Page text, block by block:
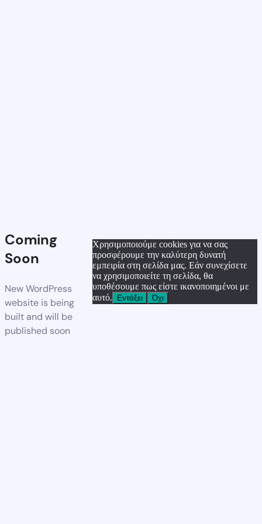
Coming
Soon
New WordPress
website is being
built and will be
published soon
Χρησιμοποιούμε cookies για να σας
προσφέρουμε την καλύτερη δυνατή
εμπειρία στη σελίδα μας. Εάν συνεχίσετε
να χρησιμοποιείτε τη σελίδα, θα
υποθέσουμε πως είστε ικανοποιημένοι με
αυτό.
Εντάξει Όχι